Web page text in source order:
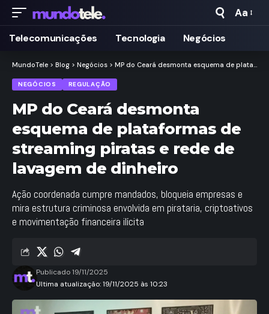
Fonte
Aa
Telecomunicações Tecnologia Negócios
MundoTele > Blog > Negócios > MP do Ceará desmonta esquema de plataformas de streaming piratas e rede de lavagem de dinheiro
NEGÓCIOS REGULAÇÃO
MP do Ceará desmonta
esquema de plataformas de
streaming piratas e rede de
lavagem de dinheiro
Ação coordenada cumpre mandados, bloqueia empresas e
mira estrutura criminosa envolvida em pirataria, criptoativos
e movimentação financeira ilícita
Ultima atualização: 19/11/2025 às 10:23
Publicado 19/11/2025